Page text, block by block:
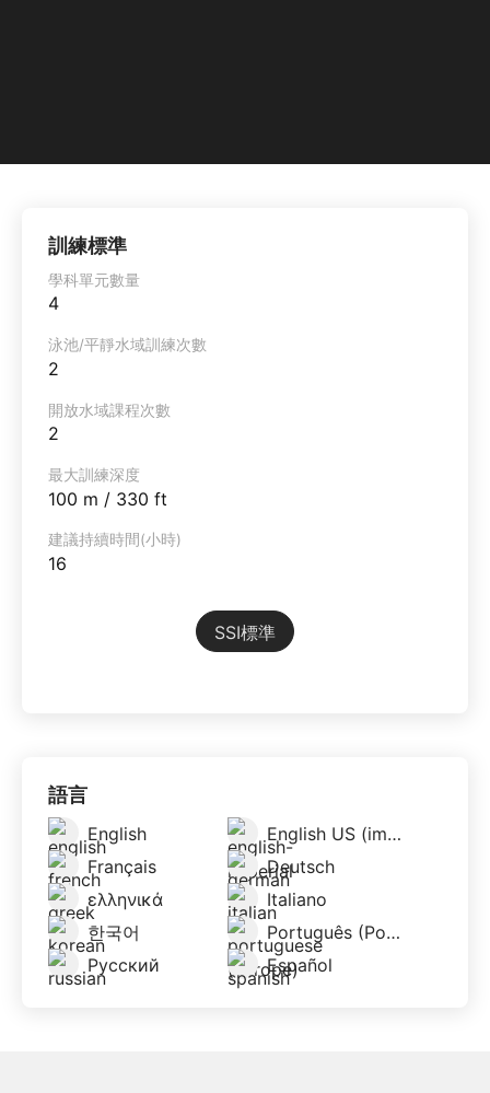
訓練標準
學科單元數量
4
泳池/平靜水域訓練次數
2
開放水域課程次數
2
最大訓練深度
100 m / 330 ft
建議持續時間(小時)
16
SSI標準
語言
English
English US (imperial)
Français
Deutsch
ελληνικά
Italiano
한국어
Português (Portugal)
Русский
Español